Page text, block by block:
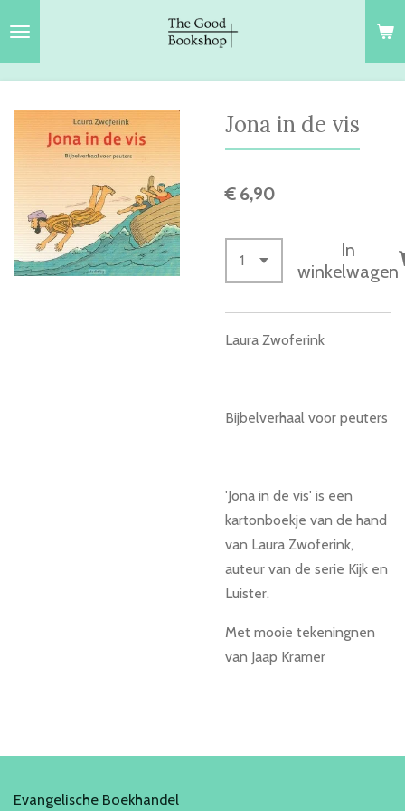
hoofdinhoud
Jona in de vis
€ 6,90
In
winkelwagen
Laura Zwoferink
Bijbelverhaal voor peuters
'Jona in de vis' is een
kartonboekje van de hand
van Laura Zwoferink,
auteur van de serie Kijk en
Luister.
Met mooie tekeningnen
van Jaap Kramer
Evangelische Boekhandel